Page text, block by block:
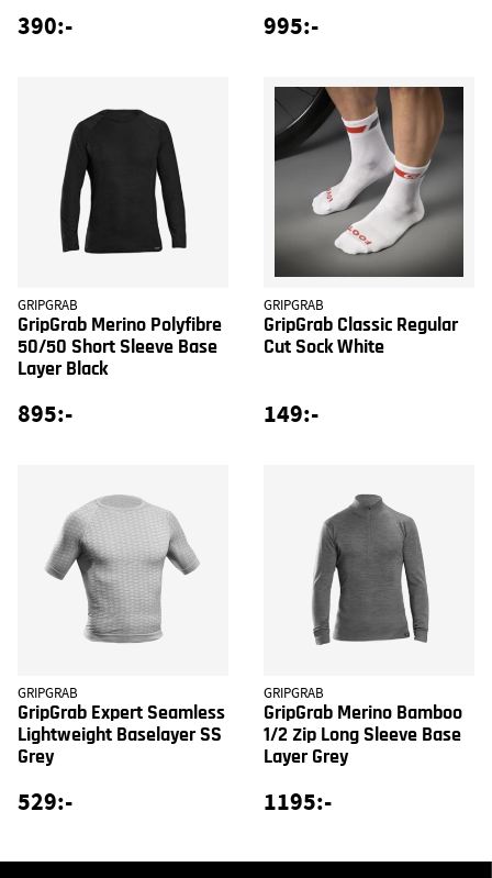
390:- 995:-
GRIPGRAB
GripGrab Merino Polyfibre
50/50 Short Sleeve Base
Layer Black
895:-
GRIPGRAB
GripGrab Classic Regular
Cut Sock White
149:-
GRIPGRAB
GripGrab Expert Seamless
Lightweight Baselayer SS
Grey
529:-
GRIPGRAB
GripGrab Merino Bamboo
1/2 Zip Long Sleeve Base
Layer Grey
1195:-